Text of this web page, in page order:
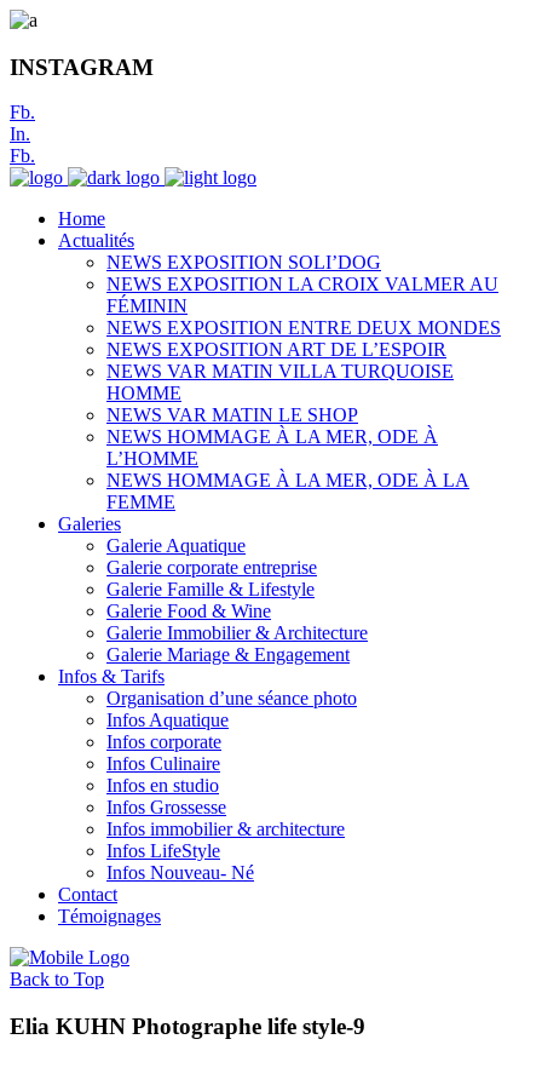
INSTAGRAM
Fb.
In.
Fb.
Home
Actualités
NEWS EXPOSITION SOLI’DOG
NEWS EXPOSITION LA CROIX VALMER AU
FÉMININ
NEWS EXPOSITION ENTRE DEUX MONDES
NEWS EXPOSITION ART DE L’ESPOIR
NEWS VAR MATIN VILLA TURQUOISE
HOMME
NEWS VAR MATIN LE SHOP
NEWS HOMMAGE À LA MER, ODE À
L’HOMME
NEWS HOMMAGE À LA MER, ODE À LA
FEMME
Galeries
Galerie Aquatique
Galerie corporate entreprise
Galerie Famille & Lifestyle
Galerie Food & Wine
Galerie Immobilier & Architecture
Galerie Mariage & Engagement
Infos & Tarifs
Organisation d’une séance photo
Infos Aquatique
Infos corporate
Infos Culinaire
Infos en studio
Infos Grossesse
Infos immobilier & architecture
Infos LifeStyle
Infos Nouveau- Né
Contact
Témoignages
Back to Top
Elia KUHN Photographe life style-9